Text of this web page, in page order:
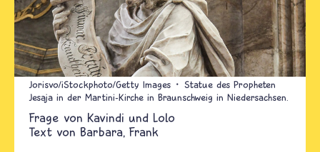
Jorisvo/iStockphoto/Getty Images
Statue des Propheten
Jesaja in der Martini-Kirche in Braunschweig in Niedersachsen.
Kavindi und Lolo
Text von Barbara Frank